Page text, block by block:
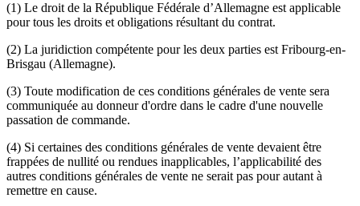
(1) Le droit de la République Fédérale d’Allemagne est applicable
pour tous les droits et obligations résultant du contrat.
(2) La juridiction compétente pour les deux parties est Fribourg-en-
Brisgau (Allemagne).
(3) Toute modification de ces conditions générales de vente sera
communiquée au donneur d'ordre dans le cadre d'une nouvelle
passation de commande.
(4) Si certaines des conditions générales de vente devaient être
frappées de nullité ou rendues inapplicables, l’applicabilité des
autres conditions générales de vente ne serait pas pour autant à
remettre en cause.